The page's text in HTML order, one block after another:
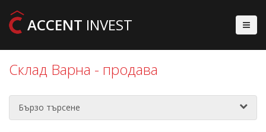
ACCENT INVEST
Склад Варна - продава
Бързо търсене